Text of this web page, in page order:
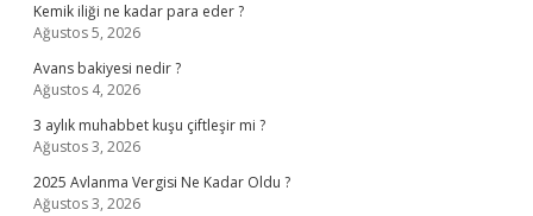
Kemik iliği ne kadar para eder ?
Ağustos 5, 2026
Avans bakiyesi nedir ?
Ağustos 4, 2026
3 aylık muhabbet kuşu çiftleşir mi ?
Ağustos 3, 2026
2025 Avlanma Vergisi Ne Kadar Oldu ?
Ağustos 3, 2026